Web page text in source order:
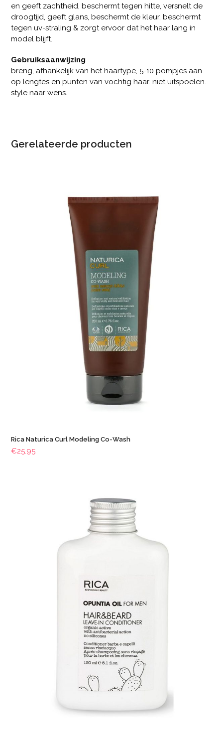
en geeft zachtheid, beschermt tegen hitte, versnelt de
droogtijd, geeft glans, beschermt de kleur, beschermt
tegen uv-straling & zorgt ervoor dat het haar lang in
model blijft.
Gebruiksaanwijzing
breng, afhankelijk van het haartype, 5-10 pompjes aan
op lengtes en punten van vochtig haar. niet uitspoelen.
style naar wens.
Gerelateerde producten
Rica Naturica Curl Modeling Co-Wash
€25.95